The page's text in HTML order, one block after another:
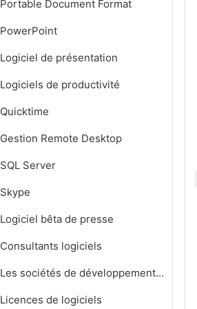
Portable Document Format
PowerPoint
Logiciel de présentation
Logiciels de productivité
Quicktime
Gestion Remote Desktop
SQL Server
Skype
Logiciel bêta de presse
Consultants logiciels
Les sociétés de développement de logiciels
Licences de logiciels